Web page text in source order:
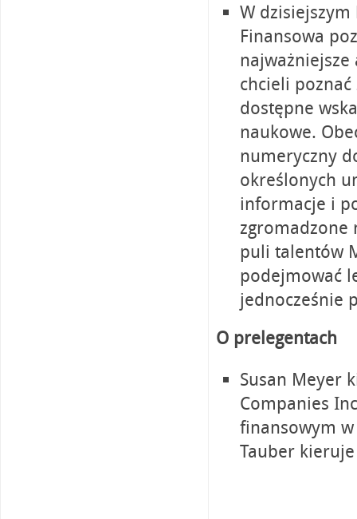
W
Finansowa
chcieli
dostępne
naukowe.
numeryczny
określonych
informacje i
zgromadzone
puli talentów
podejmować
jednocześnie
O prelegentach
Susan Meyer
Companies
finansowym
Tauber